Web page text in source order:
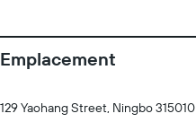
Emplacement
129 Yaohang Street, Ningbo 315010